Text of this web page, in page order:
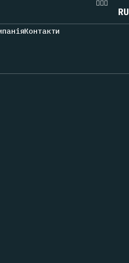
RU
Контакти